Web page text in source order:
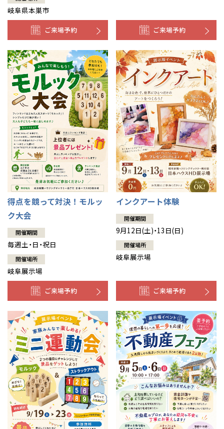
岐阜県本巣市
ご来場予約 ご来場予約
得点を競って対決！モルッ
ク大会
開催期間
毎週土・日・祝日
開催場所
岐阜展示場
ご来場予約
インクアート体験
開催期間
9月12日(土)・13日(日)
開催場所
岐阜展示場
ご来場予約